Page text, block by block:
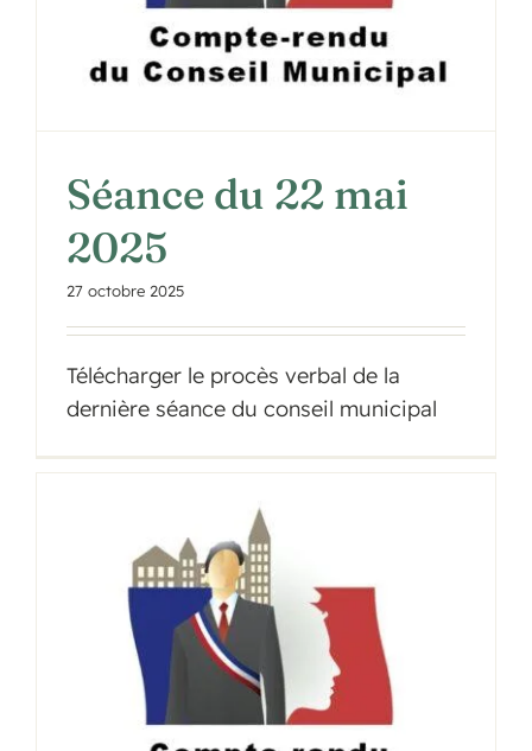
Séance du 22 mai
2025
27 octobre 2025
Télécharger le procès verbal de la
dernière séance du conseil municipal